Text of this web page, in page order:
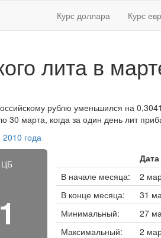
Курс доллара Курс
лита в
рублю уменьшился на
30 марта, когда за один день лит
года
ЦБ
Дата
В начале месяца:
2
В конце месяца:
31
Минимальный:
27
Максимальный:
2